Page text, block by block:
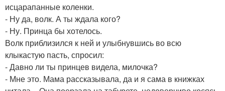
исцарапанные коленки.
- Ну да, волк. А ты ждала кого?
- Ну. Принца бы хотелось.
Волк приблизился к ней и улыбнувшись во всю
клыкастую пасть, спросил:
- Давно ли ты принцев видела, милочка?
- Мне это. Мама рассказывала, да и я сама в книжках